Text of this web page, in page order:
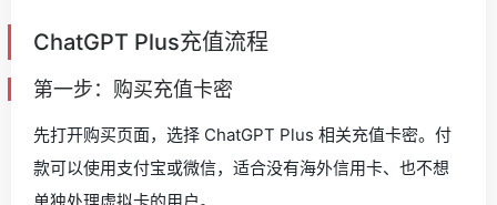
ChatGPT Plus充值流程
第一步：购买充值卡密
先打开购买页面，选择 ChatGPT Plus 相关充值卡密。付
款可以使用支付宝或微信，适合没有海外信用卡、也不想